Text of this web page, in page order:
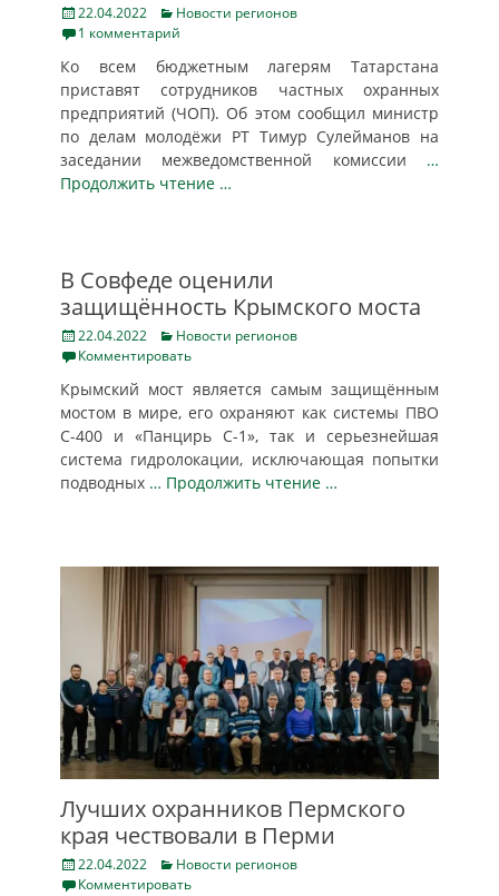
Posted
on
22.04.2022 Categories
Новости регионов
1 комментарий
Ко всем бюджетным лагерям Татарстана
приставят сотрудников частных охранных
предприятий (ЧОП). Об этом сообщил министр
по делам молодёжи РТ Тимур Сулейманов на
заседании межведомственной комиссии …
Продолжить чтение …
В Совфеде оценили
защищённость Крымского моста
Posted
on
22.04.2022 Categories
Новости регионов
Комментировать
Крымский мост является самым защищённым
мостом в мире, его охраняют как системы ПВО
С-400 и «Панцирь С-1», так и серьезнейшая
система гидролокации, исключающая попытки
подводных … Продолжить чтение …
Лучших охранников Пермского
края чествовали в Перми
Posted
on
22.04.2022 Categories
Новости регионов
Комментировать